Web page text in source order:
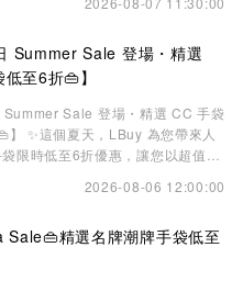
選多個人氣袋款，包括 Kelly、
、Herbag及 Evelyne 等，兼
與實用性，無論日常出行
Summer Sale 登場・精選
至6折👜】
Summer Sale 登場・精選 CC 手袋
帶來人
限時低至6折優惠，讓您以超值甜
系列 、Vanity Case 等，精緻優
常出行、度假旅遊，還是週末約
2026-08-06 12:00:00
Sale👜精選名牌潮牌手袋低至